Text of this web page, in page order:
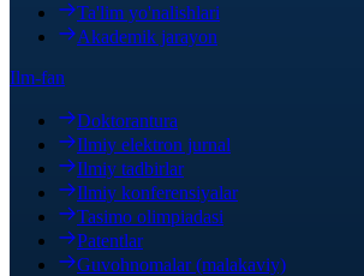
Ta'lim yo'nalishlari
Akademik jarayon
Ilm-fan
Doktorantura
Ilmiy elektron jurnal
Ilmiy tadbirlar
Ilmiy konferensiyalar
Tasimo olimpiadasi
Patentlar
Guvohnomalar (malakaviy)